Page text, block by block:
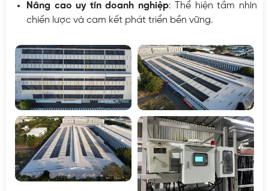
Nâng cao uy tín doanh nghiệp: Thể hiện tầm nhìn
chiến lược và cam kết phát triển bền vững.